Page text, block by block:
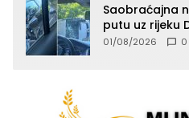
Saobraćajna
putu uz rijeku
lica (FOTO)
01/08/2026 0